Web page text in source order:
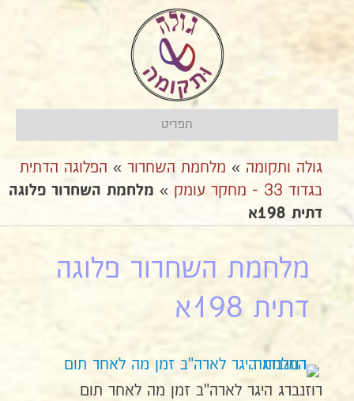
תפריט
גולה ותקומה » מלחמת השחרור » הפלוגה הדתית
בגדוד 33 - מחקר עומק
» מלחמת השחרור פלוגה
דתית 198א
מלחמת השחרור פלוגה
דתית 198א
רוזנברג היגר לארה"ב זמן מה לאחר תום